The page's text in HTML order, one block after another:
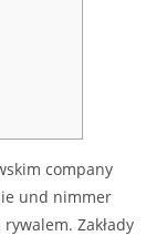
company
und nimmer
Zakłady